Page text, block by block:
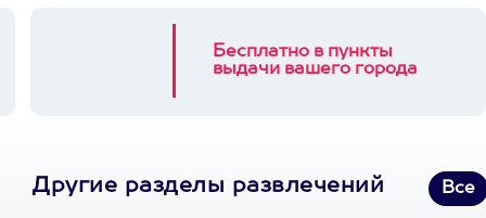
Бесплатно в пункты
выдачи вашего города
Другие разделы развлечений Все